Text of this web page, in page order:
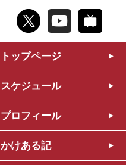
トップページ
スケジュール
プロフィール
かけある記